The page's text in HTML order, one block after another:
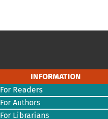
INFORMATION
For Readers
For Authors
For Librarians